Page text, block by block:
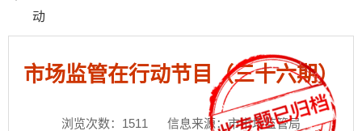
动
市场监管在行动节目（三十六期）
浏览次数： 1511
信息来源：市市场监管局